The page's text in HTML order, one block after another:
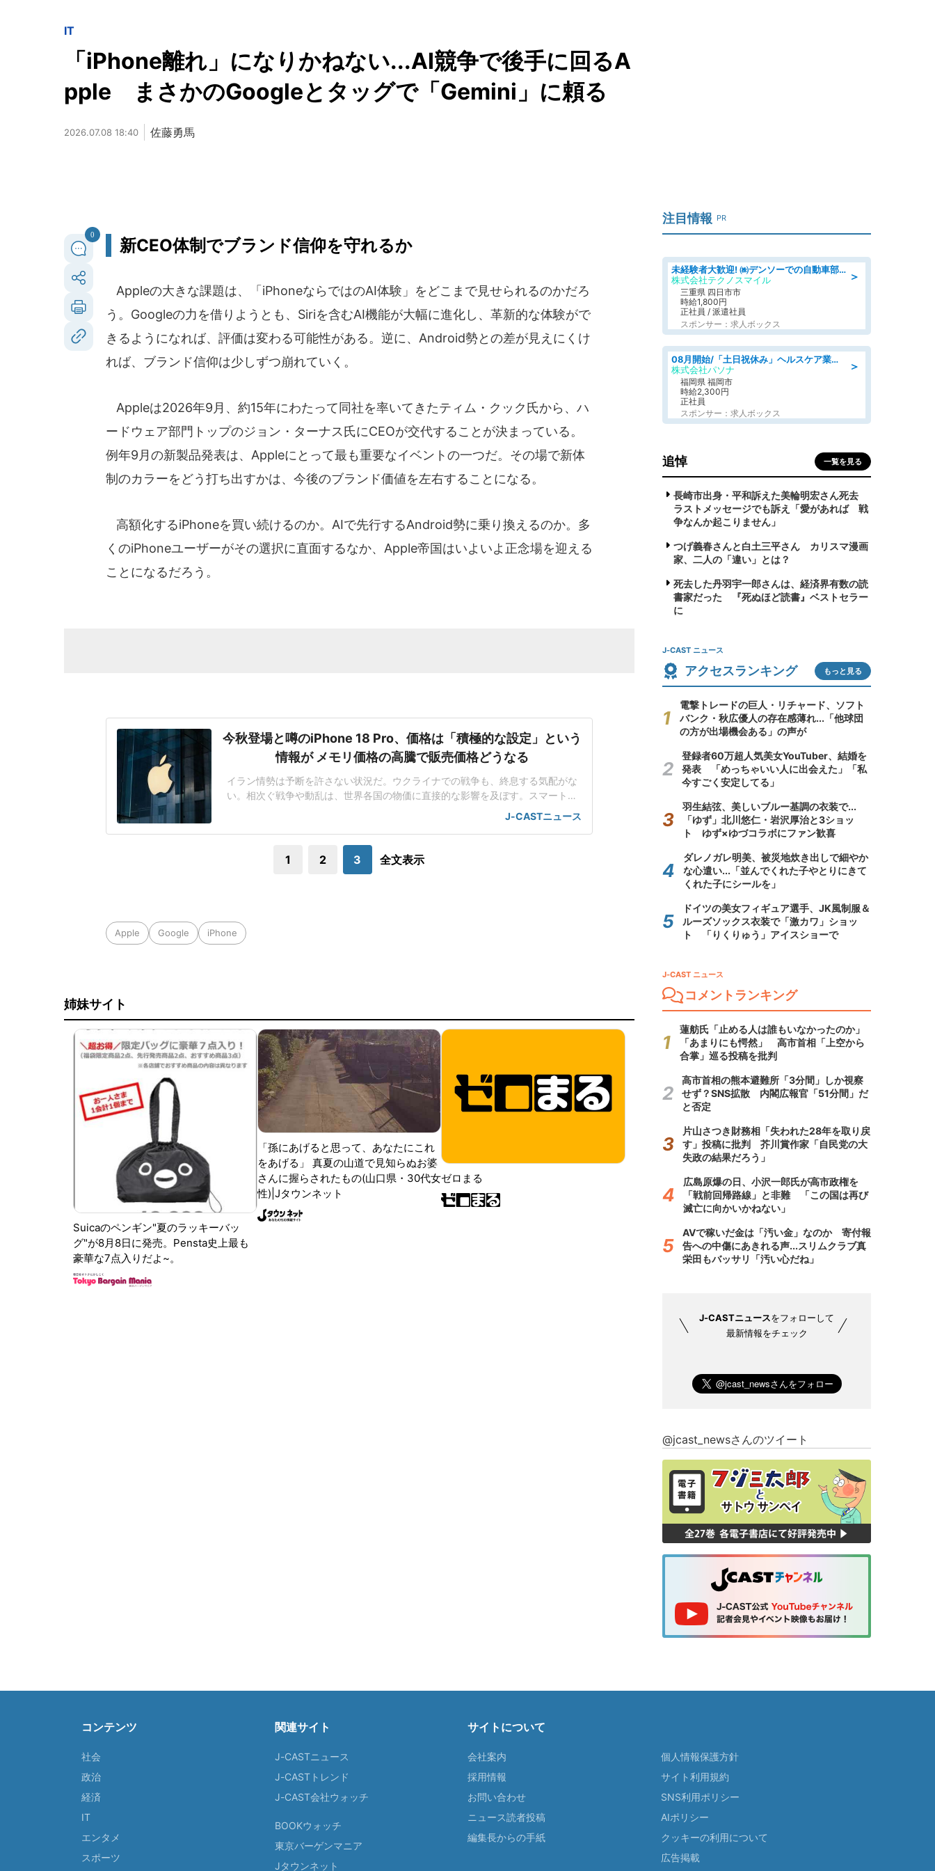
IT
「iPhone離れ」になりかねない...AI競争で後手に回るA
pple まさかのGoogleとタッグで「Gemini」に頼る
2026.07.08 18:40 佐藤勇馬
0
新CEO体制でブランド信仰を守れるか
Appleの大きな課題は、「iPhoneならではのAI体験」をどこまで見せられるのかだろ
う。Googleの力を借りようとも、Siriを含むAI機能が大幅に進化し、革新的な体験がで
きるようになれば、評価は変わる可能性がある。逆に、Android勢との差が見えにくけ
れば、ブランド信仰は少しずつ崩れていく。
Appleは2026年9月、約15年にわたって同社を率いてきたティム・クック氏から、ハ
ードウェア部門トップのジョン・ターナス氏にCEOが交代することが決まっている。
例年9月の新製品発表は、Appleにとって最も重要なイベントの一つだ。その場で新体
制のカラーをどう打ち出すかは、今後のブランド価値を左右することになる。
高額化するiPhoneを買い続けるのか。AIで先行するAndroid勢に乗り換えるのか。多
くのiPhoneユーザーがその選択に直面するなか、Apple帝国はいよいよ正念場を迎える
ことになるだろう。
今秋登場と噂のiPhone 18 Pro、価格は「積極的な設定」という
情報が メモリ価格の高騰で販売価格どうなる
イラン情勢は予断を許さない状況だ。ウクライナでの戦争も、終息する気配がな
い。相次ぐ戦争や動乱は、世界各国の物価に直接的な影響を及ぼす。スマートフ
ォンも、その煽りを受けている。そんな中、2026年9月の発売が噂されるiPhone1
8Proも前モデルと比較して高価になってしまうのでは?という不安がささやかれて
o
J-CASTニュース
1 2 3 全文表示
Apple Google iPhone
姉妹サイト
Suicaのペンギン"夏のラッキーバッ
グ"が8月8日に発売。Pensta史上最も
豪華な7点入りだよ~。
「孫にあげると思って、あなたにこれ
をあげる」 真夏の山道で見知らぬお婆
さんに握らされたもの(山口県・30代女
性)|Jタウンネット
ゼロまる
注目情報 PR
＞
未経験者大歓迎! ㈱デンソーでの自動車部品の組立作業 denso aichi
株式会社テクノスマイル
三重県 四日市市
時給1,800円
正社員 / 派遣社員
スポンサー：求人ボックス
＞
08月開始/「土日祝休み」ヘルスケア業界の産業保健師/高時給/未経験OK/要資格:保健師、正看護師
株式会社パソナ
福岡県 福岡市
時給2,300円
正社員
スポンサー：求人ボックス
追悼 一覧を見る
長崎市出身・平和訴えた美輪明宏さん死去
ラストメッセージでも訴え「愛があれば 戦
争なんか起こりません」
つげ義春さんと白土三平さん カリスマ漫画
家、二人の「違い」とは？
死去した丹羽宇一郎さんは、経済界有数の読
書家だった 『死ぬほど読書』ベストセラー
に
J-CAST ニュース
アクセスランキング もっと見る
電撃トレードの巨人・リチャード、ソフト
バンク・秋広優人の存在感薄れ...「他球団
の方が出場機会ある」の声が
登録者60万超人気美女YouTuber、結婚を
発表 「めっちゃいい人に出会えた」「私
今すごく安定してる」
羽生結弦、美しいブルー基調の衣装で...
「ゆず」北川悠仁・岩沢厚治と3ショッ
ト ゆず×ゆづコラボにファン歓喜
ダレノガレ明美、被災地炊き出しで細やか
な心遣い...「並んでくれた子やとりにきて
くれた子にシールを」
ドイツの美女フィギュア選手、JK風制服＆
ルーズソックス衣装で「激カワ」ショッ
ト 「りくりゅう」アイスショーで
J-CAST ニュース
コメントランキング
蓮舫氏「止める人は誰もいなかったのか」
「あまりにも愕然」 高市首相「上空から
合掌」巡る投稿を批判
高市首相の熊本避難所「3分間」しか視察
せず？SNS拡散 内閣広報官「51分間」だ
と否定
片山さつき財務相「失われた28年を取り戻
す」投稿に批判 芥川賞作家「自民党の大
失政の結果だろう」
広島原爆の日、小沢一郎氏が高市政権を
「戦前回帰路線」と非難 「この国は再び
滅亡に向かいかねない」
AVで稼いだ金は「汚い金」なのか 寄付報
告への中傷にあきれる声...スリムクラブ真
栄田もバッサリ「汚い心だね」
J-CASTニュースをフォローして
最新情報をチェック
@jcast_newsさんのツイート
コンテンツ
社会
政治
経済
IT
エンタメ
スポーツ
関連サイト
J-CASTニュース
J-CASTトレンド
J-CAST会社ウォッチ
BOOKウォッチ
東京バーゲンマニア
Jタウンネット
サイトについて
会社案内
採用情報
お問い合わせ
ニュース読者投稿
編集長からの手紙
個人情報保護方針
サイト利用規約
SNS利用ポリシー
AIポリシー
クッキーの利用について
広告掲載